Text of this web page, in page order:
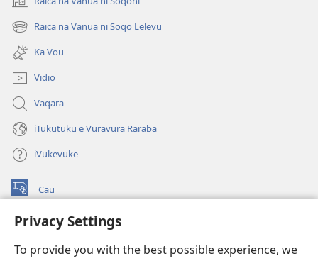
Privacy Settings
To provide you with the best possible experience, we
(opens
new
window)
Raica na Vanua ni Soqo Lelevu
(opens
new
window)
Ka Vou
Vidio
Vaqara
iTukutuku e Vuravura Raraba
iVukevuke
Cau
(opens
window)Watchtower LAIBRI ENA INTERNET™
new
®